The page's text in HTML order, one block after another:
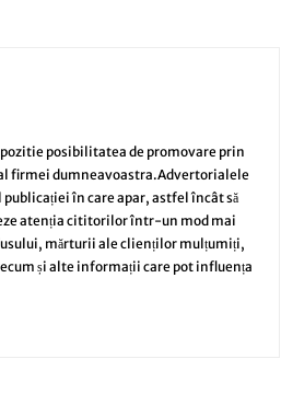
posibilitatea de promovare prin
firmei dumneavoastra.Advertorialele
în care apar, astfel încât să
atenția cititorilor într-un mod mai
mărturii ale clienților mulțumiți,
și alte informații care pot influența